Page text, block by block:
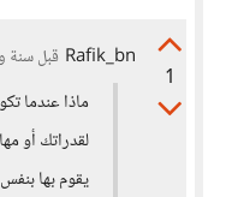
1
Rafik_bn قبل سنة
ماذا عندما
لقدراتك أو
يقوم بها